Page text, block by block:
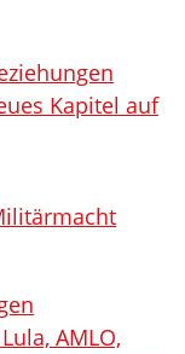
Kapitel auf
AMLO,